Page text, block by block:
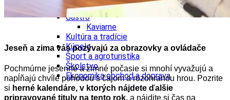
Wellness
Gastro
Kaviarne
Kultúra a tradície
Kúpele
Šport a agroturistika
Školstvo
Ekonomika obchod a doprava
Jeseň a zima vás pozývajú za obrazovky a ovládače
Pochmúrne jesenné a zimné počasie si mnohí vyvažujú a
napĺňajú chvíle pohodou s čajom a rozohranou hrou. Pozrite
si herné kalendáre, v ktorých nájdete ďalšie
pripravované tituly na tento rok, a nájdite si čas na